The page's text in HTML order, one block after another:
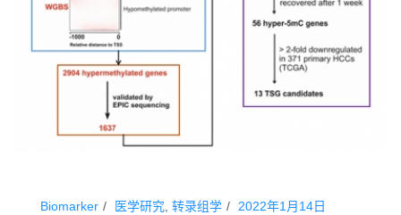
Biomarker 医学研究 转录组学 2022年1月14日